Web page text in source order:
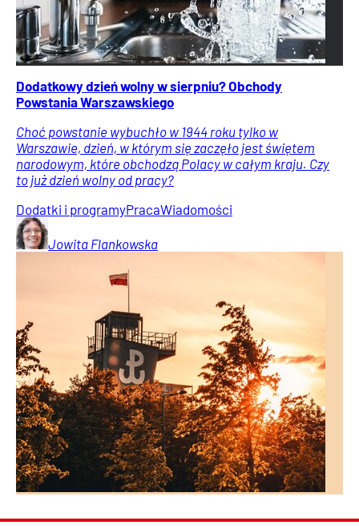
Dodatkowy dzień wolny w sierpniu? Obchody
Powstania Warszawskiego
Choć powstanie wybuchło w 1944 roku tylko w
Warszawie, dzień, w którym się zaczęło jest świętem
narodowym, które obchodzą Polacy w całym kraju. Czy
to już dzień wolny od pracy?
Dodatki i programyPracaWiadomości
Jowita Flankowska